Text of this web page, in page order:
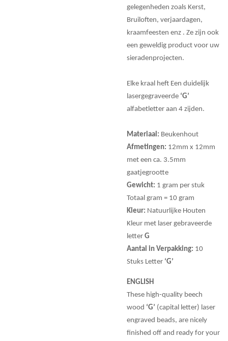
gelegenheden zoals Kerst,
Bruiloften, verjaardagen,
kraamfeesten enz . Ze zijn ook
een geweldig product voor uw
sieradenprojecten.
Elke kraal heft Een duidelijk
lasergegraveerde ‘G’
alfabetletter aan 4 zijden.
Materiaal: Beukenhout
Afmetingen: 12mm x 12mm
met een ca. 3.5mm
gaatjegrootte
Gewicht: 1 gram per stuk
Totaal gram = 10 gram
Kleur: Natuurlijke Houten
Kleur met laser gebraveerde
letter G
Aantal in Verpakking: 10
Stuks Letter ‘G’
ENGLISH
These high-quality beech
wood ‘G’ (capital letter) laser
engraved beads, are nicely
finished off and ready for your